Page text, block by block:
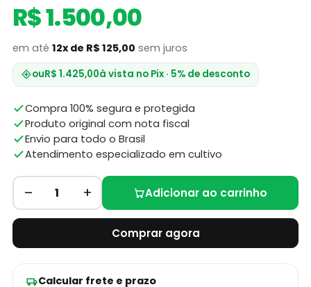
R$ 1.500,00
em até 12x de R$ 125,00 sem juros
ouR$ 1.425,00à vista no Pix · 5% de desconto
Compra 100% segura e protegida
Produto original com nota fiscal
Envio para todo o Brasil
Atendimento especializado em cultivo
– 1 + Adicionar ao carrinho
Comprar agora
Calcular frete e prazo